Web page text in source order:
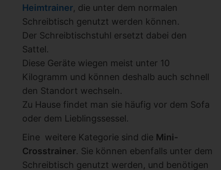
Heimtrainer, die unter dem normalen
Schreibtisch genutzt werden können.
Der Schreibtischstuhl ersetzt dabei den
Sattel.
Diese Geräte wiegen meist unter 10
Kilogramm und können deshalb auch schnell
den Standort wechseln.
Zu Hause findet man sie häufig vor dem Sofa
oder dem Lieblingssessel.
Eine weitere Kategorie sind die Mini-
Crosstrainer. Sie können ebenfalls unter dem
Schreibtisch genutzt werden, und benötigen